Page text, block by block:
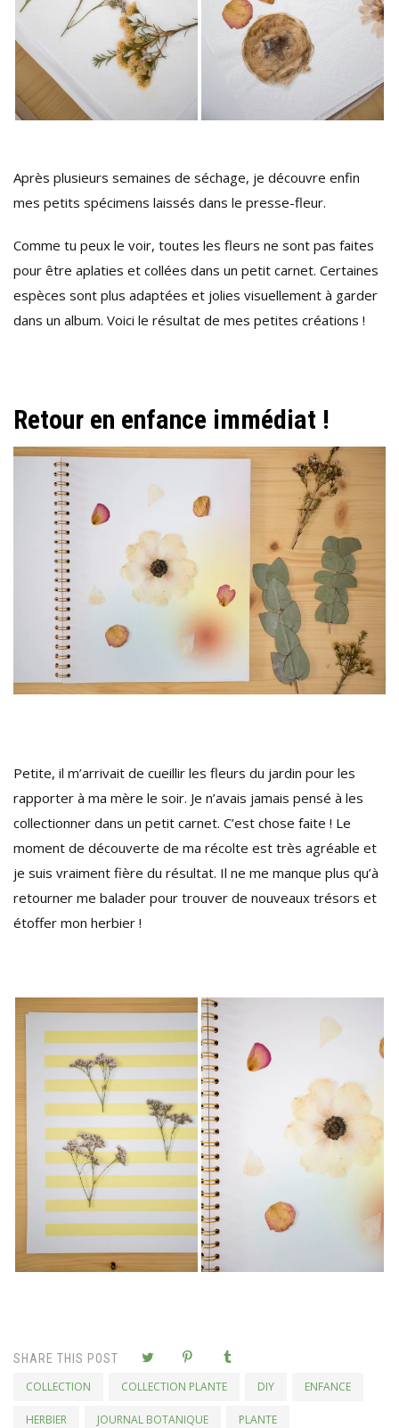
Après plusieurs semaines de séchage, je découvre enfin
mes petits spécimens laissés dans le presse-fleur.
Comme tu peux le voir, toutes les fleurs ne sont pas faites
pour être aplaties et collées dans un petit carnet. Certaines
espèces sont plus adaptées et jolies visuellement à garder
dans un album. Voici le résultat de mes petites créations !
Retour en enfance immédiat !
Petite, il m’arrivait de cueillir les fleurs du jardin pour les
rapporter à ma mère le soir. Je n’avais jamais pensé à les
collectionner dans un petit carnet. C’est chose faite ! Le
moment de découverte de ma récolte est très agréable et
je suis vraiment fière du résultat. Il ne me manque plus qu’à
retourner me balader pour trouver de nouveaux trésors et
étoffer mon herbier !
SHARE THIS POST
COLLECTION COLLECTION PLANTE DIY ENFANCE
HERBIER JOURNAL BOTANIQUE PLANTE